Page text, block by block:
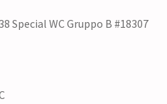
Special WC Gruppo B #18307